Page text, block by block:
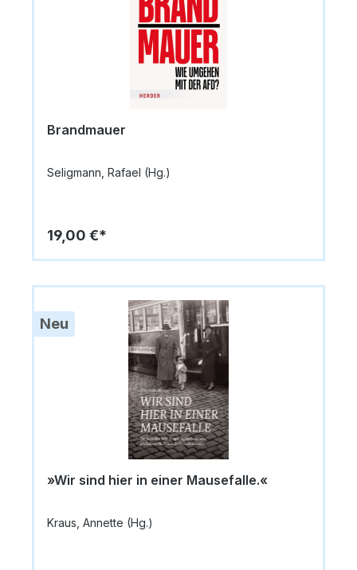
Brandmauer
Seligmann, Rafael (Hg.)
19,00 €*
Neu
»Wir sind hier in einer Mausefalle.«
Kraus, Annette (Hg.)